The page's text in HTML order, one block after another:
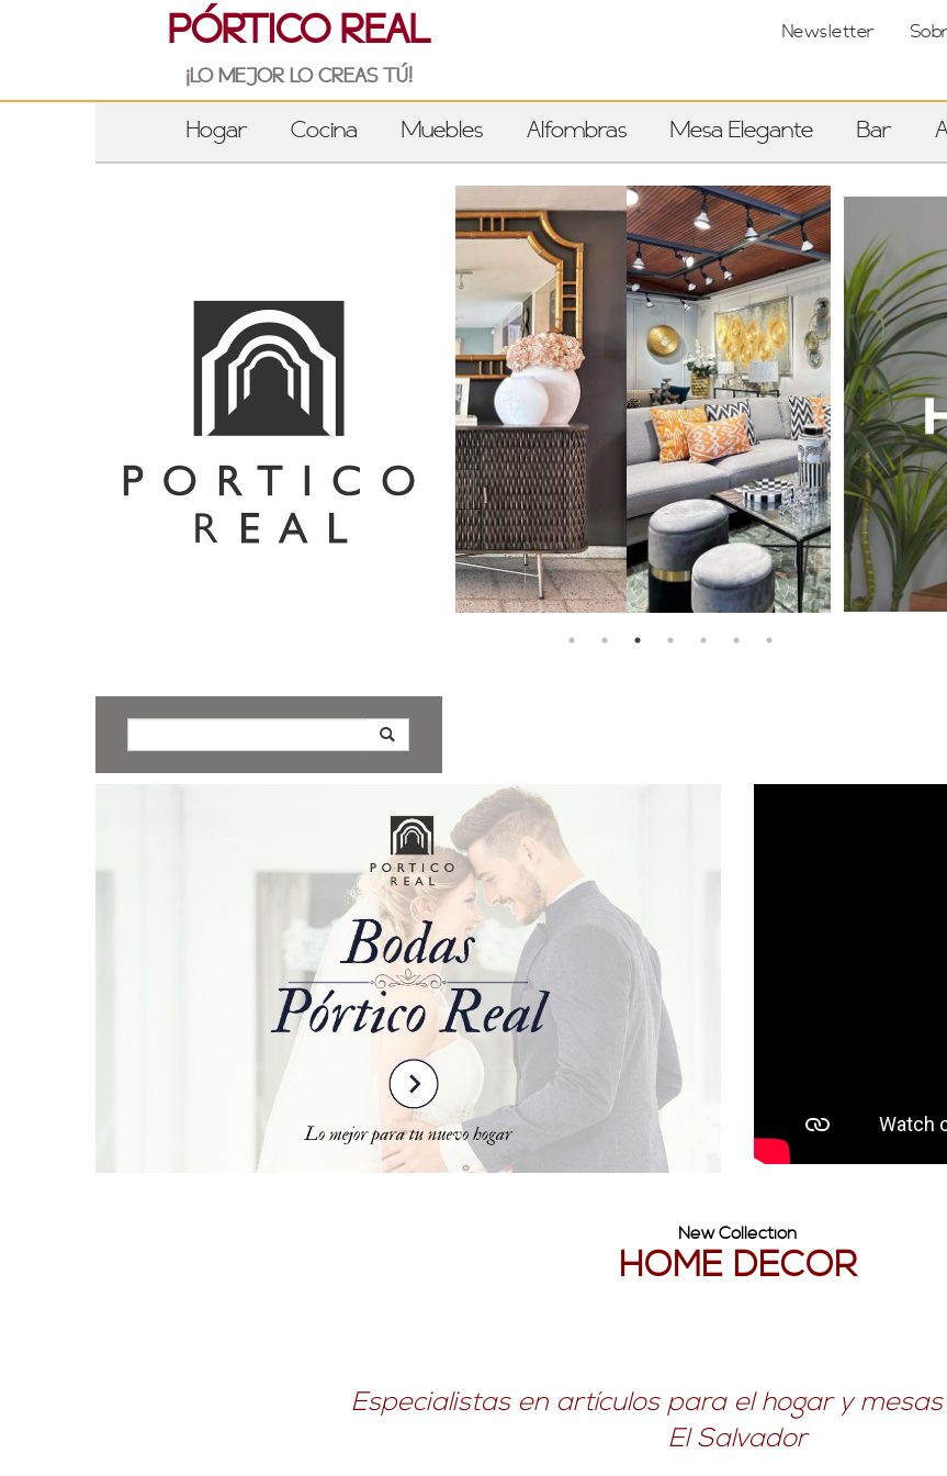
PÓRTICO REAL
¡LO MEJOR LO CREAS TÚ!
Newsletter
Hogar Cocina Muebles Alfombras Mesa Elegante Bar
New Collection
HOME DECOR
Especialistas en artículos para el hogar y
El Salvador